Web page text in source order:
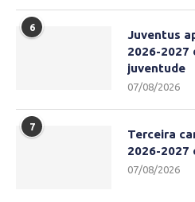
6
Juventus
2026-2027
juventude
07/08/2026
7
Terceira
2026-2027
07/08/2026